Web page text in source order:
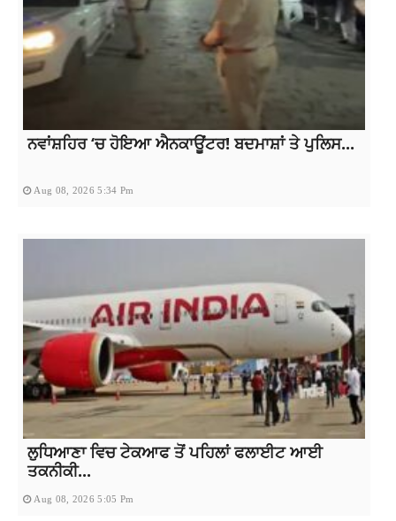
ਨਵਾਂਸ਼ਹਿਰ ‘ਚ ਹੋਇਆ ਐਨਕਾਊਂਟਰ! ਬਦਮਾਸ਼ਾਂ ਤੇ ਪੁਲਿਸ...
Aug 08, 2026 5:34 Pm
ਲੁਧਿਆਣਾ ਵਿਚ ਟੇਕਆਫ ਤੋਂ ਪਹਿਲਾਂ ਫਲਾਈਟ ਆਈ
ਤਕਨੀਕੀ...
Aug 08, 2026 5:05 Pm